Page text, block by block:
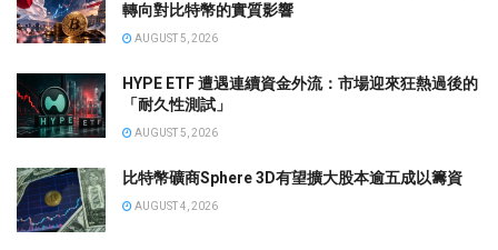
轉向對比特幣的實質影響
AUGUST 5, 2026
HYPE ETF 遭遇連續資金外流：市場迎來狂熱過後的
「耐久性測試」
AUGUST 5, 2026
比特幣礦商Sphere 3D有望擴大股本逾五成以籌資
AUGUST 4, 2026